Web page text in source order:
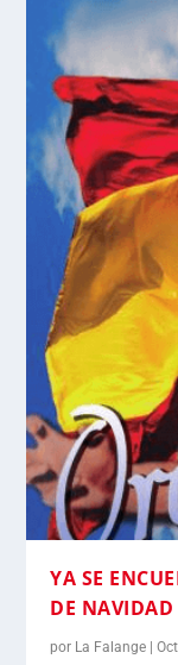
YA SE
DE
por La Falange |